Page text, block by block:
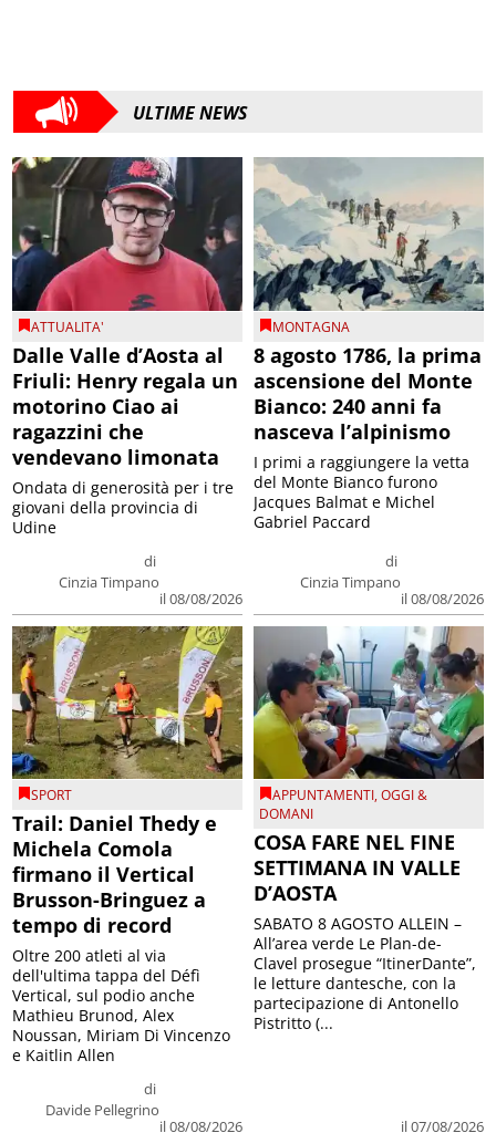
ULTIME NEWS
ATTUALITA'
Dalle Valle d’Aosta al
Friuli: Henry regala un
motorino Ciao ai
ragazzini che
vendevano limonata
di
Cinzia Timpano
il 08/08/2026
Ondata di generosità per i tre
giovani della provincia di
Udine
MONTAGNA
8 agosto 1786, la prima
ascensione del Monte
Bianco: 240 anni fa
nasceva l’alpinismo
di
Cinzia Timpano
il 08/08/2026
I primi a raggiungere la vetta
del Monte Bianco furono
Jacques Balmat e Michel
Gabriel Paccard
SPORT
Trail: Daniel Thedy e
Michela Comola
firmano il Vertical
Brusson-Bringuez a
tempo di record
di
Davide Pellegrino
il 08/08/2026
Oltre 200 atleti al via
dell'ultima tappa del Défì
Vertical, sul podio anche
Mathieu Brunod, Alex
Noussan, Miriam Di Vincenzo
e Kaitlin Allen
APPUNTAMENTI,OGGI &
DOMANI
COSA FARE NEL FINE
SETTIMANA IN VALLE
D’AOSTA
il 07/08/2026
SABATO 8 AGOSTO ALLEIN –
All’area verde Le Plan-de-
Clavel prosegue “ItinerDante”,
le letture dantesche, con la
partecipazione di Antonello
Pistritto (...